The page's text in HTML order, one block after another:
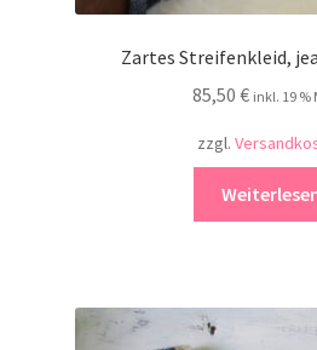
Zartes Streifenkleid,
85,50 € inkl. 19 %
zzgl.